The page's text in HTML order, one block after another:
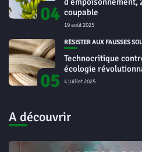
04 coupable
19 août 2025
05
RÉSISTER AUX FAUSSES
Technocritique
écologie
4 juillet 2025
A découvrir